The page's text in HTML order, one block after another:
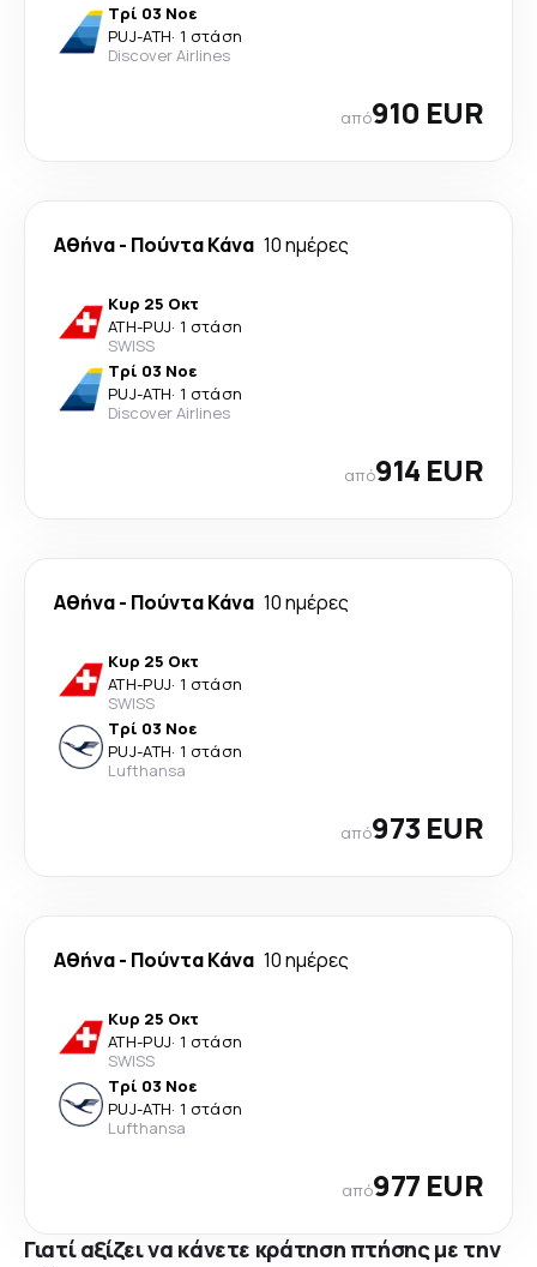
Τρί 03 Νοε
PUJ-ATH· 1 στάση
Discover Airlines
από910 EUR
Αθήνα- Πούντα Κάνα 10 ημέρες
Κυρ 25 Οκτ
ATH-PUJ· 1 στάση
SWISS
Τρί 03 Νοε
PUJ-ATH· 1 στάση
Discover Airlines
από914 EUR
Αθήνα- Πούντα Κάνα 10 ημέρες
Κυρ 25 Οκτ
ATH-PUJ· 1 στάση
SWISS
Τρί 03 Νοε
PUJ-ATH· 1 στάση
Lufthansa
από973 EUR
Αθήνα- Πούντα Κάνα 10 ημέρες
Κυρ 25 Οκτ
ATH-PUJ· 1 στάση
SWISS
Τρί 03 Νοε
PUJ-ATH· 1 στάση
Lufthansa
από977 EUR
Γιατί αξίζει να κάνετε κράτηση πτήσης με την